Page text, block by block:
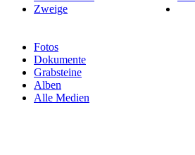
Fotos
Dokumente
Grabsteine
Alben
Alle Medien
Zweige